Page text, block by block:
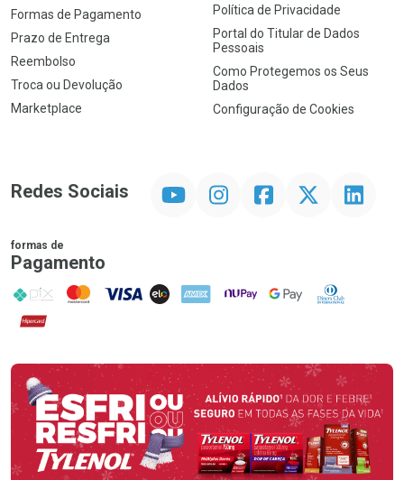
Formas de Pagamento
Prazo de Entrega
Reembolso
Troca ou Devolução
Marketplace
Política de Privacidade
Portal do Titular de Dados
Pessoais
Como Protegemos os Seus
Dados
Configuração de Cookies
Redes Sociais InstagramFacebookTwitter Linkedin
formas de
Pagamento
PIX MasterCard
VISA ELO AMEX NuPay Google PayDiners Club
Hipercard
Promoção em Destaque